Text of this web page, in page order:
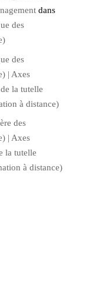
dans
des
des
| Axes
la tutelle
à distance)
des
| Axes
la tutelle
à distance)